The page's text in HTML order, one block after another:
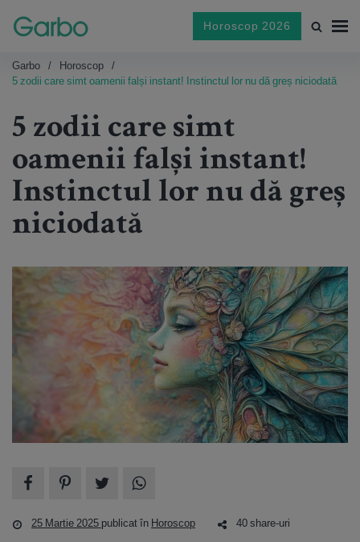
Horoscop 2026
Garbo
Horoscop
5 zodii care simt oamenii falși instant! Instinctul lor nu dă greș niciodată
5 zodii care simt
oamenii falși instant!
Instinctul lor nu dă greș
niciodată
25 Martie 2025 publicat în Horoscop 40 share-uri